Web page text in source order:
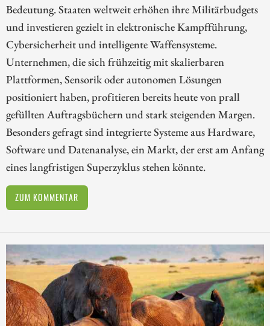
Bedeutung. Staaten weltweit erhöhen ihre Militärbudgets
und investieren gezielt in elektronische Kampfführung,
Cybersicherheit und intelligente Waffensysteme.
Unternehmen, die sich frühzeitig mit skalierbaren
Plattformen, Sensorik oder autonomen Lösungen
positioniert haben, profitieren bereits heute von prall
gefüllten Auftragsbüchern und stark steigenden Margen.
Besonders gefragt sind integrierte Systeme aus Hardware,
Software und Datenanalyse, ein Markt, der erst am Anfang
eines langfristigen Superzyklus stehen könnte.
ZUM KOMMENTAR